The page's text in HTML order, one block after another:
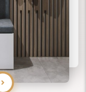
ПОДРОБНЕЕ